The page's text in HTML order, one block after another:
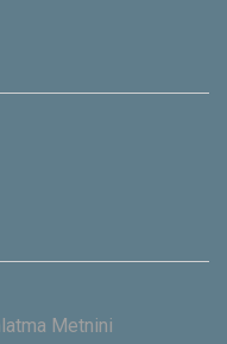
Metnini